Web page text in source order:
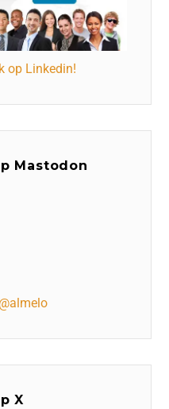
op Linkedin!
Mastodon
X